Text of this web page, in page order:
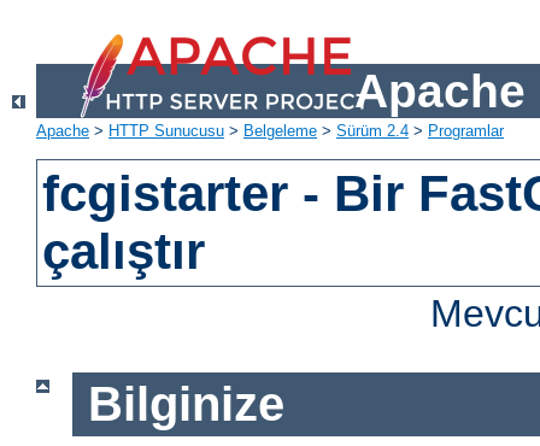
Apache
Apache > HTTP Sunucusu > Belgeleme > Sürüm 2.4 > Programlar
fcgistarter - Bir
çalıştır
Bilginize